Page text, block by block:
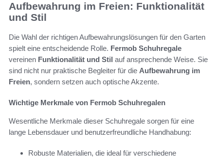
Aufbewahrung im Freien: Funktionalität
und Stil
Die Wahl der richtigen Aufbewahrungslösungen für den Garten
spielt eine entscheidende Rolle. Fermob Schuhregale
vereinen Funktionalität und Stil auf ansprechende Weise. Sie
sind nicht nur praktische Begleiter für die Aufbewahrung im
Freien, sondern setzen auch optische Akzente.
Wichtige Merkmale von Fermob Schuhregalen
Wesentliche Merkmale dieser Schuhregale sorgen für eine
lange Lebensdauer und benutzerfreundliche Handhabung:
Robuste Materialien, die ideal für verschiedene